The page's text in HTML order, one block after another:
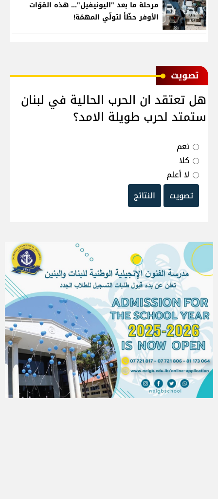
مرحلة ما بعد "اليونيفيل"... هذه القوّات
الأوفر حظّاً لتولّي المهمّة!
ﺗﺼﻮﻳﺖ
هل تعتقد ان الحرب الحالية في لبنان
ستمتد لحرب طويلة الامد؟
نعم
كلا
لا أعلم
تصويت
النتائج